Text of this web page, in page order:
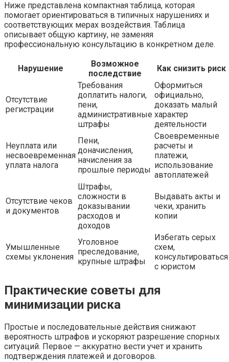
Ниже представлена компактная таблица, которая
помогает ориентироваться в типичных нарушениях и
соответствующих мерах воздействия. Таблица
описывает общую картину, не заменяя
профессиональную консультацию в конкретном деле.
Нарушение
Возможное
последствие
Как снизить риск
Отсутствие
регистрации
Требования
доплатить налоги,
пени,
административные
штрафы
Оформиться
официально,
доказать малый
характер
деятельности
Неуплата или
несвоевременная
уплата налога
Пени,
доначисления,
начисления за
прошлые периоды
Своевременные
расчеты и
платежи,
использование
автоплатежей
Отсутствие чеков
и документов
Штрафы,
сложности в
доказывании
расходов и
доходов
Выдавать акты и
чеки, хранить
копии
Умышленные
схемы уклонения
Уголовное
преследование,
крупные штрафы
Избегать серых
схем,
консультироваться
с юристом
Практические советы для
минимизации риска
Простые и последовательные действия снижают
вероятность штрафов и ускоряют разрешение спорных
ситуаций. Первое — аккуратно вести учет и хранить
подтверждения платежей и договоров.